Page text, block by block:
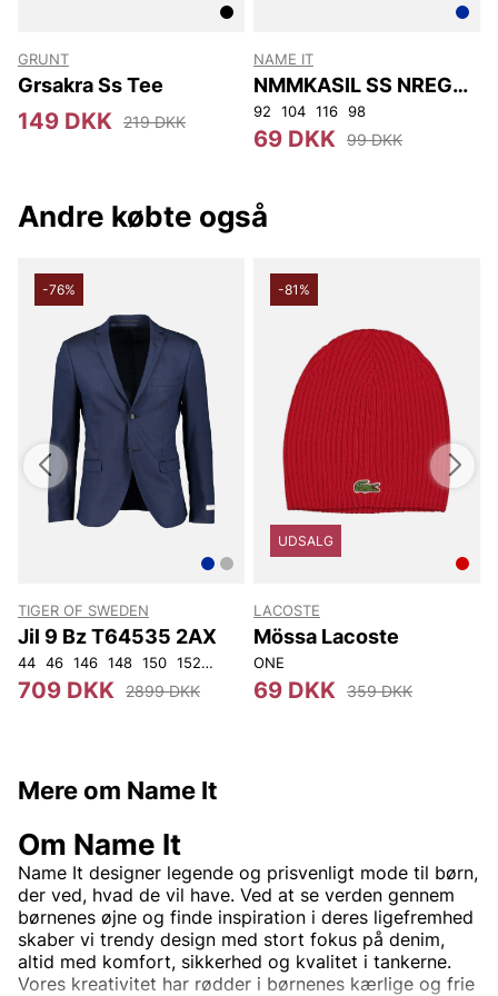
GRUNT
Grsakra Ss Tee
149 DKK 219 DKK
NAME IT
NMMKASIL SS NREG
TOP PB
92 104 116 98
69 DKK 99 DKK
Andre købte også
-76%
TIGER OF SWEDEN
Jil 9 Bz T64535 2AX
44 46 146 148 150 152 92 96 100
709 DKK 2899 DKK
-81%
UDSALG
LACOSTE
Mössa Lacoste
ONE
69 DKK 359 DKK
Mere om Name It
Om Name It
Name It designer legende og prisvenligt mode til børn,
der ved, hvad de vil have. Ved at se verden gennem
børnenes øjne og finde inspiration i deres ligefremhed
skaber vi trendy design med stort fokus på denim,
altid med komfort, sikkerhed og kvalitet i tankerne.
Vores kreativitet har rødder i børnenes kærlige og frie